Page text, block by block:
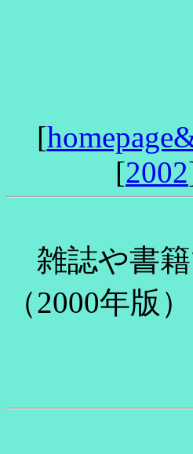
[
[2002
雑誌や書籍
（2000年版）